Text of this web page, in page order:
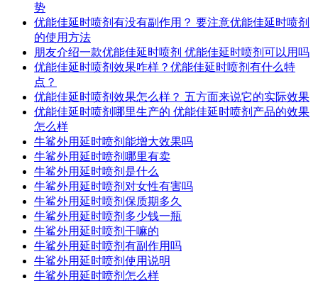
势
优能佳延时喷剂有没有副作用？ 要注意优能佳延时喷剂
的使用方法
朋友介绍一款优能佳延时喷剂 优能佳延时喷剂可以用吗
优能佳延时喷剂效果咋样？优能佳延时喷剂有什么特
点？
优能佳延时喷剂效果怎么样？ 五方面来说它的实际效果
优能佳延时喷剂哪里生产的 优能佳延时喷剂产品的效果
怎么样
牛鲨外用延时喷剂能增大效果吗
牛鲨外用延时喷剂哪里有卖
牛鲨外用延时喷剂是什么
牛鲨外用延时喷剂对女性有害吗
牛鲨外用延时喷剂保质期多久
牛鲨外用延时喷剂多少钱一瓶
牛鲨外用延时喷剂干嘛的
牛鲨外用延时喷剂有副作用吗
牛鲨外用延时喷剂使用说明
牛鲨外用延时喷剂怎么样